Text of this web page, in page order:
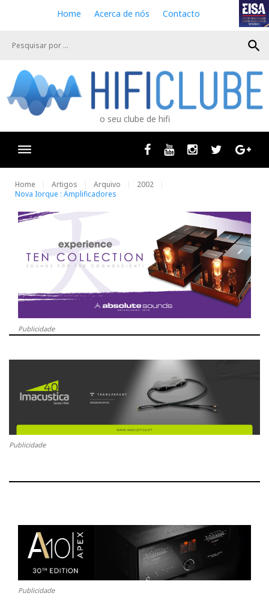
e
Home Acerca de nós Contacto
search
o seu clube de hifi
Facebook
Youtube InstagramTwitter
Home Artigos Arquivo
2002
Nova Iorque : Amplificadores
Publicidade
Publicidade
Publicidade